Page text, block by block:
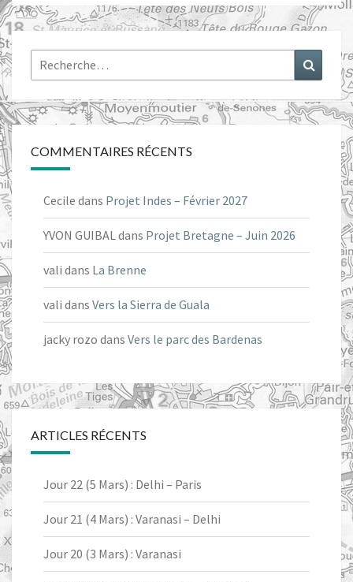
Rechercher :
COMMENTAIRES RÉCENTS
Cecile dans Projet Indes – Février 2027
YVON GUIBALdans Projet Bretagne – Juin 2026
vali dans La Brenne
vali dans Vers la Sierra de Guala
jacky rozo dans Vers le parc des Bardenas
ARTICLES RÉCENTS
Jour 22 (5 Mars) : Delhi – Paris
Jour 21 (4 Mars) : Varanasi – Delhi
Jour 20 (3 Mars) : Varanasi